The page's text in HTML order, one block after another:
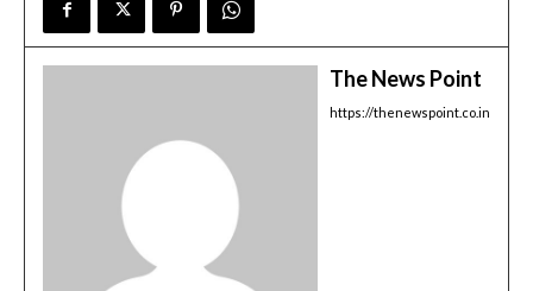
The News Point
https://thenewspoint.co.in